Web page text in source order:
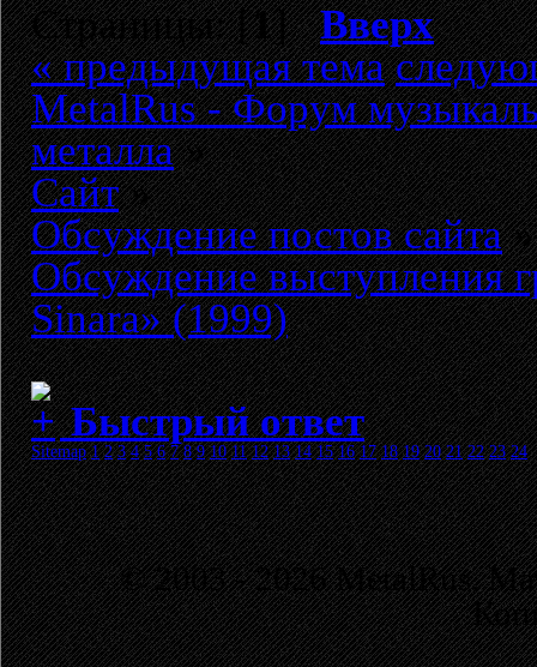
Страницы: [1]Вверх
« предыдущая тема
MetalRus - Форум
металла»
Сайт»
Обсуждение постов сайта»
Обсуждение выступления
Sinara» (1999)
Быстрый ответ
Sitemap 1 2 3 4 5 6 7 8 9 10 11 12 13 14 15 16 17 18 19 20 21 22 23 24
© 2003 - 2026 MetalRus.